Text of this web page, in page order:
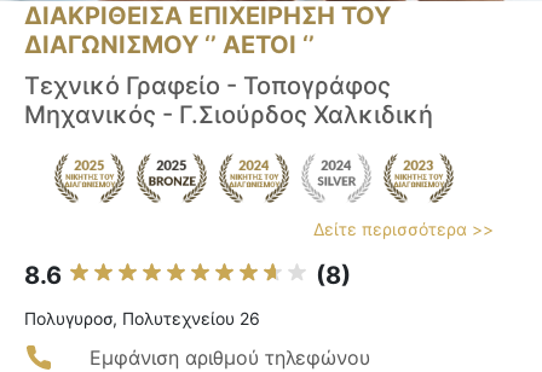
ΔΙΑΚΡΙΘΕΙΣΑ ΕΠΙΧΕΙΡΗΣΗ ΤΟΥ
ΔΙΑΓΩΝΙΣΜΟΥ ‘’ ΑΕΤΟΙ ‘’
Τεχνικό Γραφείο - Τοπογράφος
Μηχανικός - Γ.Σιούρδος Χαλκιδική
Δείτε περισσότερα >>
8.6 (8)
Πολυγυροσ, Πολυτεχνείου 26
Εμφάνιση αριθμού τηλεφώνου